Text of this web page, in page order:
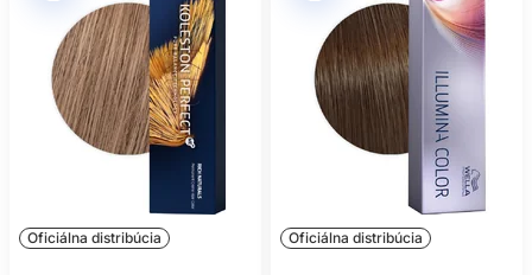
Oficiálna distribúcia Oficiálna distribúcia